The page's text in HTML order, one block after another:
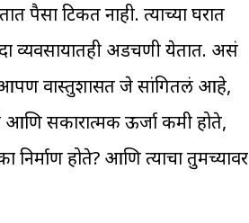
पैसा टिकत नाही. त्याच्या घरात
व्यवसायातही अडचणी येतात. असं
वास्तुशास्त्रात जे सांगितलं आहे,
आणि सकारात्मक ऊर्जा कमी होते,
होते? आणि त्याचा तुमच्यावर